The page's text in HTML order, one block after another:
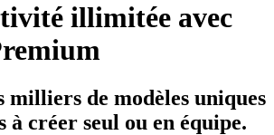
illimitée avec
milliers de modèles uniques
à créer seul ou en équipe.